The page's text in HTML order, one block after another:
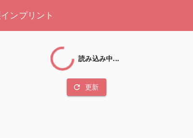
インプリント
読み込み中...
refresh 更新